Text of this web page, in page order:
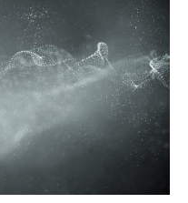
Congrès 2019
Congrès 2020